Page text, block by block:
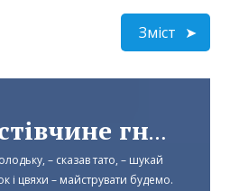
Зміст
Ластівчине гніздо
– сказав тато, – шукай
і цвяхи – майструвати будемо.